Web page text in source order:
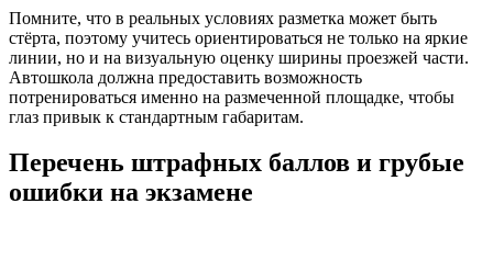
Помните, что в реальных условиях разметка может быть
стёрта, поэтому учитесь ориентироваться не только на яркие
линии, но и на визуальную оценку ширины проезжей части.
Автошкола должна предоставить возможность
потренироваться именно на размеченной площадке, чтобы
глаз привык к стандартным габаритам.
Перечень штрафных баллов и грубые
ошибки на экзамене